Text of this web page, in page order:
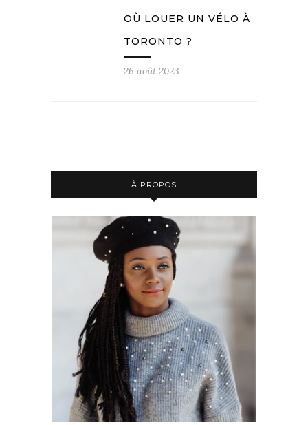
OÙ LOUER UN VÉLO À
TORONTO ?
26 août 2023
À PROPOS